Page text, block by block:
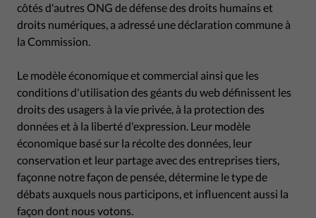
côtés d'autres ONG de défense des droits humains et
droits numériques, a adressé une déclaration commune à
la Commission.
Le modèle économique et commercial ainsi que les
conditions d'utilisation des géants du web définissent les
droits des usagers à la vie privée, à la protection des
données et à la liberté d'expression. Leur modèle
économique basé sur la récolte des données, leur
conservation et leur partage avec des entreprises tiers,
façonne notre façon de pensée, détermine le type de
débats auxquels nous participons, et influencent aussi la
façon dont nous votons.